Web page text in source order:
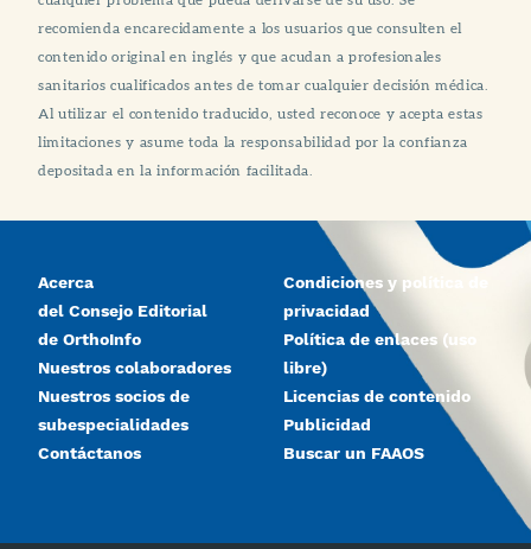
recomienda encarecidamente a los usuarios que consulten el
contenido original en inglés y que acudan a profesionales
sanitarios cualificados antes de tomar cualquier decisión médica.
Al utilizar el contenido traducido, usted reconoce y acepta estas
limitaciones y asume toda la responsabilidad por la confianza
depositada en la información facilitada.
Acerca
del Consejo Editorial
de OrthoInfo
Nuestros colaboradores
Nuestros socios de
subespecialidades
Contáctanos
Condiciones y política de
privacidad
Política de enlaces (uso
libre)
Licencias de contenido
Publicidad
Buscar un FAAOS